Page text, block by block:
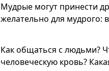
Мудрые могут принести
желательно для мудрого:
Как общаться с людьми?
человеческую кровь?